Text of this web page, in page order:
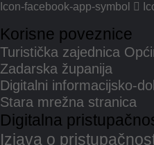
Icon-facebook-app-symbol
Korisne poveznice
Turistička zajednica
Zadarska županija
Digitalni informacijsko-
Stara mrežna stranica
Digitalna
Izjava o